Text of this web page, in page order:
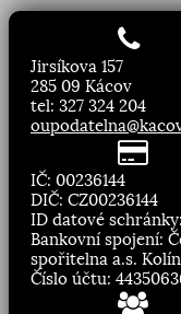
Úřední hodiny:
Pondělí, středa
Zasílání novinek:
Přihlásit